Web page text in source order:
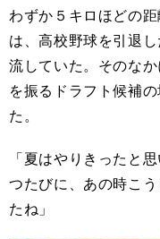
わずか５キロほどの
は、高校野球を引退
流していた。そのな
を振るドラフト候補
た。
「夏はやりきったと
つたびに、あの時こ
たね」